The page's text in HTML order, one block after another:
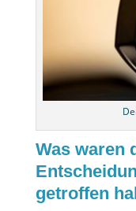
Was waren
getroffen